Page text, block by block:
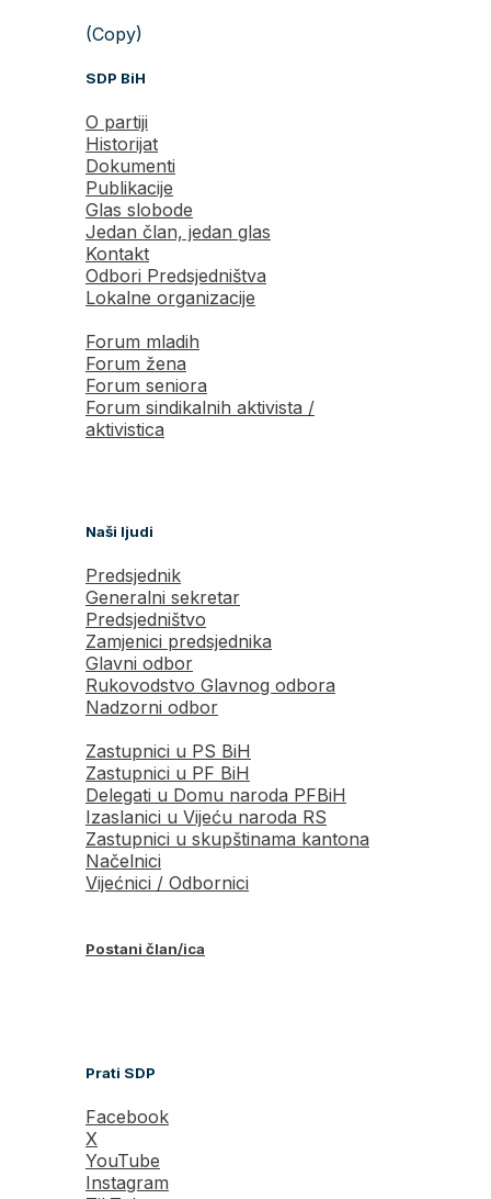
(Copy)
SDP BiH
O partiji
Historijat
Dokumenti
Publikacije
Glas slobode
Jedan član, jedan glas
Kontakt
Odbori Predsjedništva
Lokalne organizacije
Forum mladih
Forum žena
Forum seniora
Forum sindikalnih aktivista /
aktivistica
Naši ljudi
Predsjednik
Generalni sekretar
Predsjedništvo
Zamjenici predsjednika
Glavni odbor
Rukovodstvo Glavnog odbora
Nadzorni odbor
Zastupnici u PS BiH
Zastupnici u PF BiH
Delegati u Domu naroda PFBiH
Izaslanici u Vijeću naroda RS
Zastupnici u skupštinama kantona
Načelnici
Vijećnici / Odbornici
Postani član/ica
Prati SDP
Facebook
X
YouTube
Instagram